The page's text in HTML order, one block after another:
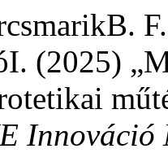
(2025)
Innováció